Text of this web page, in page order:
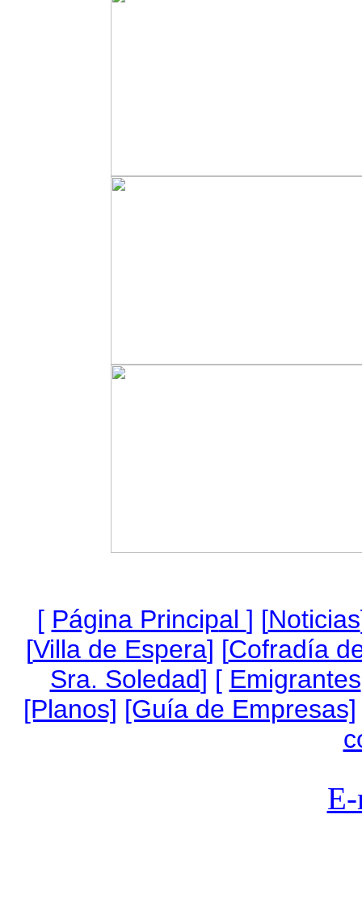
[ Página Principal ] [Noticias
[Villa de Espera] [Cofradía
Sra. Soledad] [ Emigrantes
[Planos] [Guía de Empresas]